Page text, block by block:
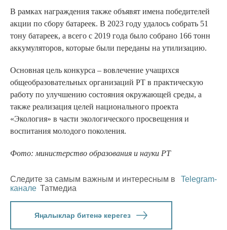
В рамках награждения также объявят имена победителей
акции по сбору батареек. В 2023 году удалось собрать 51
тону батареек, а всего с 2019 года было собрано 166 тонн
аккумуляторов, которые были переданы на утилизацию.
Основная цель конкурса – вовлечение учащихся
общеобразовательных организаций РТ в практическую
работу по улучшению состояния окружающей среды, а
также реализация целей национального проекта
«Экология» в части экологического просвещения и
воспитания молодого поколения.
Фото: министерство образования и науки РТ
Следите за самым важным и интересным в
Telegram-
канале Татмедиа
Яңалыклар битенә керегез